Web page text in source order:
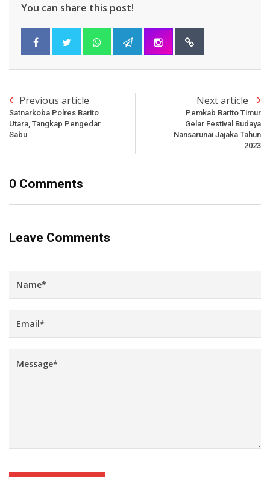
You can share this post!
Previous article
Satnarkoba Polres Barito
Utara, Tangkap Pengedar
Sabu
Next article
Pemkab Barito Timur
Gelar Festival Budaya
Nansarunai Jajaka Tahun
2023
0 Comments
Leave Comments